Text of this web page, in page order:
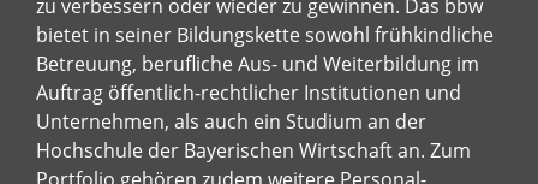
zu verbessern oder wieder zu gewinnen. Das bbw
bietet in seiner Bildungskette sowohl frühkindliche
Betreuung, berufliche Aus- und Weiterbildung im
Auftrag öffentlich-rechtlicher Institutionen und
Unternehmen, als auch ein Studium an der
Hochschule der Bayerischen Wirtschaft an. Zum